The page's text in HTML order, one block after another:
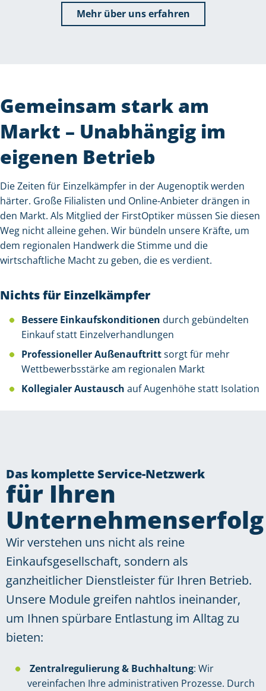
Mehr über uns erfahren
Gemeinsam stark am
Markt – Unabhängig im
eigenen Betrieb
Die Zeiten für Einzelkämpfer in der Augenoptik werden
härter. Große Filialisten und Online-Anbieter drängen in
den Markt. Als Mitglied der FirstOptiker müssen Sie diesen
Weg nicht alleine gehen. Wir bündeln unsere Kräfte, um
dem regionalen Handwerk die Stimme und die
wirtschaftliche Macht zu geben, die es verdient.
Nichts für Einzelkämpfer
Bessere Einkaufskonditionen durch gebündelten
Einkauf statt Einzelverhandlungen
Professioneller Außenauftrittsorgt für mehr
Wettbewerbsstärke am regionalen Markt
Kollegialer Austausch auf Augenhöhe statt Isolation
Das komplette Service-Netzwerk
für Ihren
Unternehmenserfolg
Wir verstehen uns nicht als reine
Einkaufsgesellschaft, sondern als
ganzheitlicher Dienstleister für Ihren Betrieb.
Unsere Module greifen nahtlos ineinander,
um Ihnen spürbare Entlastung im Alltag zu
bieten:
Zentralregulierung & Buchhaltung: Wir
vereinfachen Ihre administrativen Prozesse. Durch